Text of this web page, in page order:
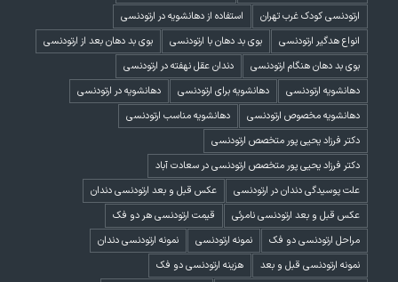
ارتودنسی کودک غرب تهران
استفاده از دهانشویه در ارتودنسی
انواع هدگیر ارتودنسی
بوی بد دهان با ارتودنسی
بوی بد دهان بعد از ارتودنسی
بوی بد دهان هنگام ارتودنسی
دندان عقل نهفته در ارتودنسی
دهانشویه ارتودنسی
دهانشویه برای ارتودنسی
دهانشویه در ارتودنسی
دهانشویه مخصوص ارتودنسی
دهانشویه مناسب ارتودنسی
دکتر فرزاد یحیی پور متخصص ارتودنسی
دکتر فرزاد یحیی پور متخصص ارتودنسی در سعادت آباد
علت پوسیدگی دندان در ارتودنسی
عکس قبل و بعد ارتودنسی دندان
عکس قبل و بعد ارتودنسی نامرئی
قیمت ارتودنسی هر دو فک
مراحل ارتودنسی دو فک
نمونه ارتودنسی
نمونه ارتودنسی دندان
نمونه ارتودنسی قبل و بعد
هزینه ارتودنسی دو فک